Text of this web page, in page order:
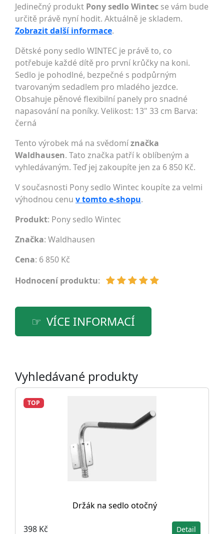
Jedinečný produkt Pony sedlo Wintec se vám bude
určitě právě nyní hodit. Aktuálně je skladem.
Zobrazit další informace.
Dětské pony sedlo WINTEC je právě to, co
potřebuje každé dítě pro první krůčky na koni.
Sedlo je pohodlné, bezpečné s podpůrným
tvarovaným sedadlem pro mladého jezdce.
Obsahuje pěnové flexibilní panely pro snadné
napasování na poníky. Velikost: 13" 33 cm Barva:
černá
Tento výrobek má na svědomíznačka
Waldhausen. Tato značka patří k oblíbeným a
vyhledávaným. Teď jej zakoupíte jen za 6 850 Kč.
V současnosti Pony sedlo Wintec koupíte za velmi
výhodnou cenu v tomto e-shopu.
Produkt: Pony sedlo Wintec
Značka: Waldhausen
Cena: 6 850 Kč
Hodnocení produktu:
VÍCE INFORMACÍ
Vyhledávané produkty
TOP
Držák na sedlo otočný
398 Kč Detail